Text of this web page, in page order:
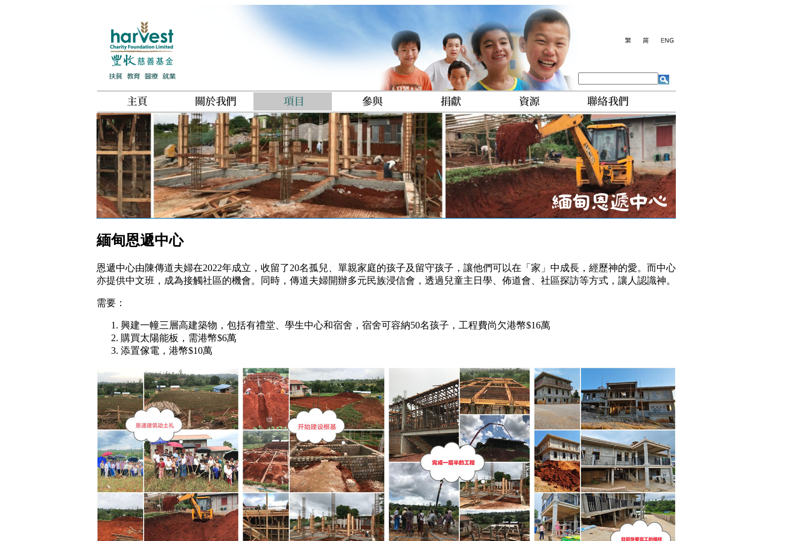
緬甸恩遞中心
恩遞中心由陳傳道夫婦在2022年成立，收留了20名孤兒、單親家庭的孩子及留守孩子，讓他們可以在「家」中成長，經歷神的愛。而中心
亦提供中文班，成為接觸社區的機會。同時，傳道夫婦開辦多元民族浸信會，透過兒童主日學、佈道會、社區探訪等方式，讓人認識神。
需要：
興建一幢三層高建築物，包括有禮堂、學生中心和宿舍，宿舍可容納50名孩子，工程費尚欠港幣$16萬
購買太陽能板，需港幣$6萬
添置傢電，港幣$10萬